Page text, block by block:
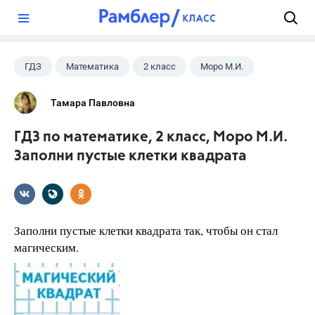
ГДЗ Математика 2 класс Моро М.И.
Тамара Павловна
ГДЗ по математике, 2 класс, Моро М.И.
Заполни пустые клетки квадрата
Заполни пустые клетки квадрата так, чтобы он стал
магическим.